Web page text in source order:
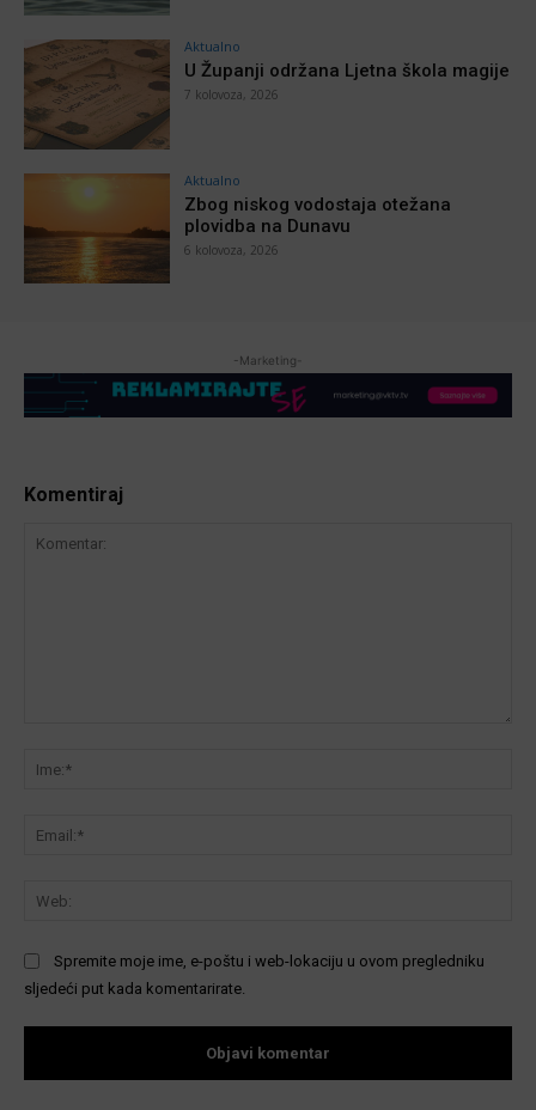
Aktualno
U Županji održana Ljetna škola magije
7 kolovoza, 2026
Aktualno
Zbog niskog vodostaja otežana
plovidba na Dunavu
6 kolovoza, 2026
-Marketing-
Komentiraj
Spremite moje ime, e-poštu i web-lokaciju u ovom pregledniku
sljedeći put kada komentarirate.